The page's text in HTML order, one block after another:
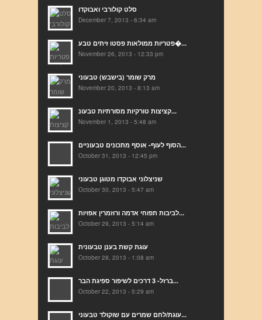
סלט קולורבי ואבוקדו
December 7, 2013 - 6:34 am
פטריות ממולאות פסטו זיתים טבע�...
November 26, 2013 - 12:33 pm
מרק שומר (בישבש) טבעוני
November 20, 2013 - 8:13 am
קציצות טורקיות מסורתיות טבעונ...
November 1, 2013 - 5:48 am
הסוף לעוף- אוסף מתכונים טבעוניים...
October 31, 2013 - 12:45 pm
שניצלוני אבוקדו מטוגן טבעוני
October 30, 2013 - 5:47 am
לביבות תפוחי אדמה ורוזמרין אפויות...
October 29, 2013 - 5:14 am
עוגת קשת בענן טבעונית
October 28, 2013 - 1:08 am
ברזל- 3 דרכים לשיפור ספיגת הבר...
October 22, 2013 - 5:29 am
עוגת/לחם שמרים עם שוקולד טבעוני...